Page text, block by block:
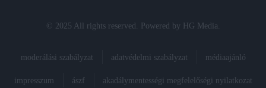
© 2025 All rights reserved. Powered by HG Media.
moderálási szabályzat adatvédelmi szabályzat médiaajánló
impresszum ászf akadálymentességi megfelelőségi nyilatkozat